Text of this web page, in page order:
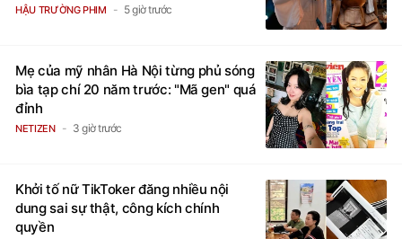
HẬU TRƯỜNG PHIM 5 giờ trước
Mẹ của mỹ nhân Hà Nội từng phủ sóng
bìa tạp chí 20 năm trước: "Mã gen" quá
đỉnh
NETIZEN 3 giờ trước
Khởi tố nữ TikToker đăng nhiều nội
dung sai sự thật, công kích chính
quyền